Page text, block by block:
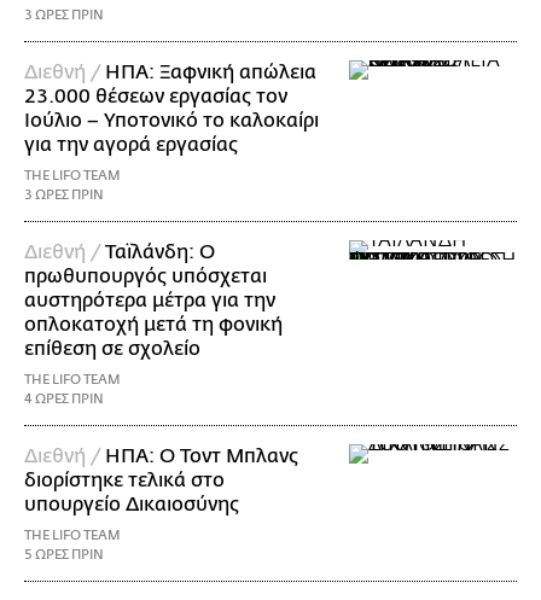
3 ΩΡΕΣ ΠΡΙΝ
Διεθνή / ΗΠΑ: Ξαφνική απώλεια
23.000 θέσεων εργασίας τον
Ιούλιο – Υποτονικό το καλοκαίρι
για την αγορά εργασίας
THE LIFO TEAM
3 ΩΡΕΣ ΠΡΙΝ
Διεθνή / Ταϊλάνδη: Ο
πρωθυπουργός υπόσχεται
αυστηρότερα μέτρα για την
οπλοκατοχή μετά τη φονική
επίθεση σε σχολείο
THE LIFO TEAM
4 ΩΡΕΣ ΠΡΙΝ
Διεθνή / ΗΠΑ: Ο Τοντ Μπλανς
διορίστηκε τελικά στο
υπουργείο Δικαιοσύνης
THE LIFO TEAM
5 ΩΡΕΣ ΠΡΙΝ